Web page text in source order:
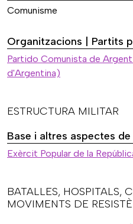
Comunisme
Organitzacions | Partits
Partido Comunista de
d'Argentina)
ESTRUCTURA MILITAR
Base i altres aspectes
Exèrcit Popular de la
BATALLES, HOSPITALS,
MOVIMENTS DE